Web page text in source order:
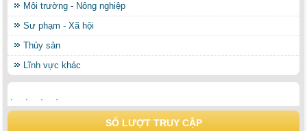
Môi trường - Nông nghiệp
Sư phạm - Xã hội
Thủy sản
Lĩnh vực khác
SỐ LƯỢT TRUY CẬP